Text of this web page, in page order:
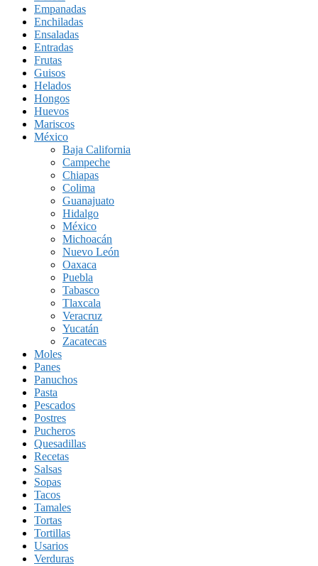
Empanadas
Enchiladas
Ensaladas
Entradas
Frutas
Guisos
Helados
Hongos
Huevos
Mariscos
México
Baja California
Campeche
Chiapas
Colima
Guanajuato
Hidalgo
México
Michoacán
Nuevo León
Oaxaca
Puebla
Tabasco
Tlaxcala
Veracruz
Yucatán
Zacatecas
Moles
Panes
Panuchos
Pasta
Pescados
Postres
Pucheros
Quesadillas
Recetas
Salsas
Sopas
Tacos
Tamales
Tortas
Tortillas
Usarios
Verduras